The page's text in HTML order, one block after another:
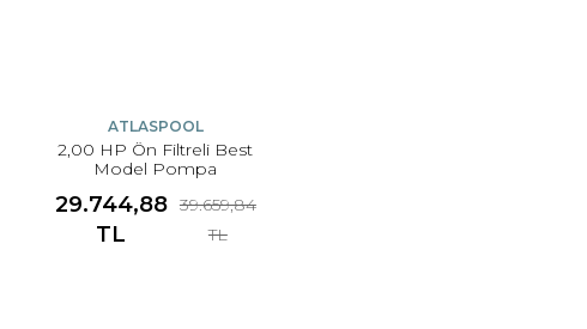
ATLASPOOL
2,00 HP Ön Filtreli Best
Model Pompa
29.744,88
TL
39.659,84
TL